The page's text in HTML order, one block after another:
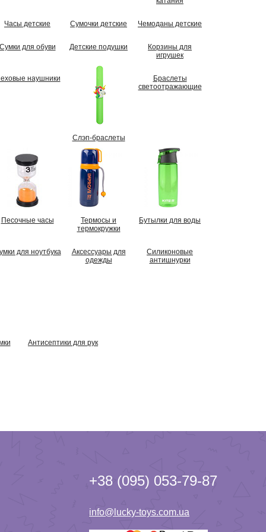
Часы детские Сумочки детские Чемоданы детские
для обуви Детские подушки
Корзины для
игрушек
наушники
Слэп-браслеты
Браслеты
светоотражающие
Песочные часы
Термосы и
термокружки
Бутылки для воды
для ноутбука
Аксессуары для
одежды
Силиконовые
антишнурки
Антисептики для рук
+38 (095) 053-79-87
info@lucky-toys.com.ua